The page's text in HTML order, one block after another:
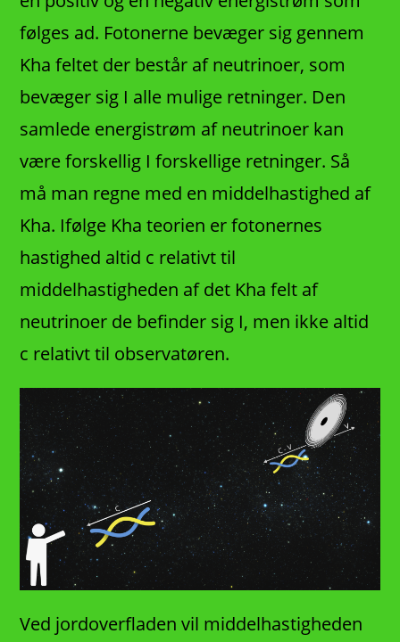
følges ad. Fotonerne bevæger sig gennem
Kha feltet der består af neutrinoer, som
bevæger sig I alle mulige retninger. Den
samlede energistrøm af neutrinoer kan
være forskellig I forskellige retninger. Så
må man regne med en middelhastighed af
Kha. Ifølge Kha teorien er fotonernes
hastighed altid c relativt til
middelhastigheden af det Kha felt af
neutrinoer de befinder sig I, men ikke altid
c relativt til observatøren.
Ved jordoverfladen vil middelhastigheden